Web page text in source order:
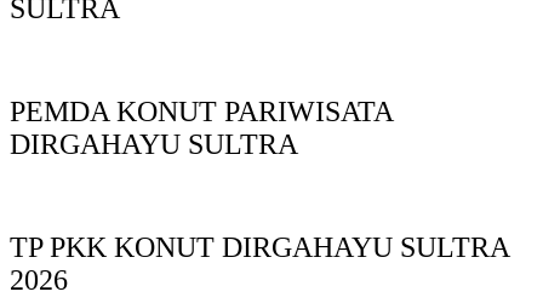
SULTRA
PEMDA KONUT PARIWISATA
DIRGAHAYU SULTRA
TP PKK KONUT DIRGAHAYU SULTRA
2026